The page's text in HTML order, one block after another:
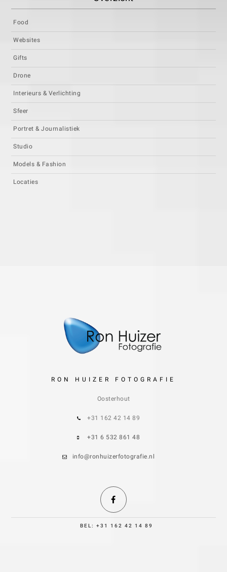
Food
Websites
Gifts
Drone
Interieurs & Verlichting
Sfeer
Portret & Journalistiek
Studio
Models & Fashion
Locaties
RON HUIZER FOTOGRAFIE
Oosterhout
+31 162 42 14 89
+31 6 532 861 48
info@ronhuizerfotografie.nl
BEL: +31 162 42 14 89